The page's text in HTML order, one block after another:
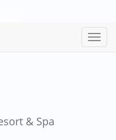
Toggle
& Spa